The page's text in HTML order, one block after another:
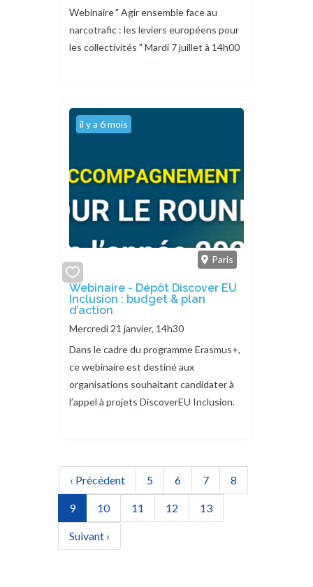
Webinaire " Agir ensemble face au
narcotrafic : les leviers européens pour
les collectivités " Mardi 7 juillet à 14h00
il y a 6 mois
Paris
add
or
remove
Webinaire - Dépôt Discover EU
Inclusion : budget & plan
d’action
Mercredi 21 janvier, 14h30
Dans le cadre du programme Erasmus+,
ce webinaire est destiné aux
organisations souhaitant candidater à
l’appel à projets DiscoverEU Inclusion.
Page précédente
‹ Précédent Page
5 Page
6 Page
7 Page
8
Page actuelle
9 Page
10 Page
11 Page
12 Page
13
Page suivante
Suivant ›